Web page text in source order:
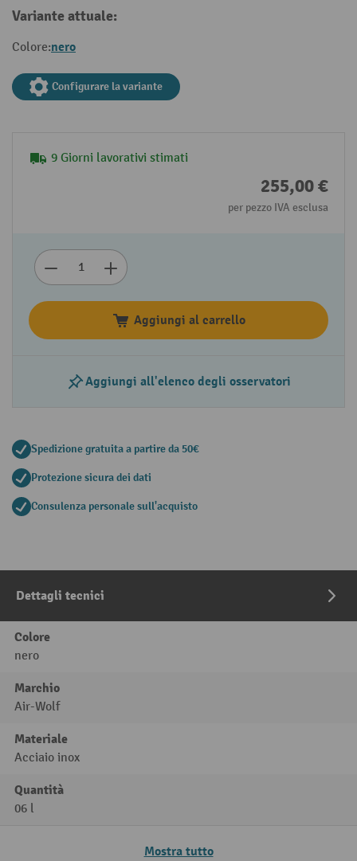
Variante attuale:
Colore:nero
Configurare la variante
9 Giorni lavorativi stimati
255,00 €
per pezzo IVA esclusa
Aggiungi al carrello
Aggiungi all'elenco degli osservatori
Spedizione gratuita a partire da 50€
Protezione sicura dei dati
Consulenza personale sull'acquisto
Dettagli tecnici
Colore
nero
Marchio
Air-Wolf
Materiale
Acciaio inox
Quantità
06 l
Mostra tutto